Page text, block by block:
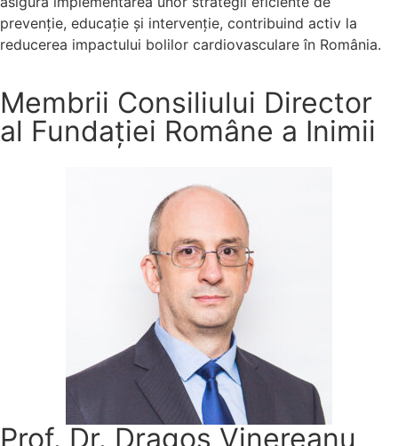
prevenție, educație și intervenție, contribuind activ la
reducerea impactului bolilor cardiovasculare în România.
Membrii Consiliului Director
al Fundației Române a Inimii
Prof. Dr. Dragoș Vinereanu